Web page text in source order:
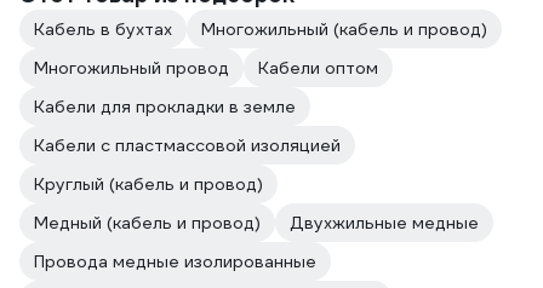
Кабель в бухтах
Многожильный (кабель и провод)
Многожильный провод
Кабели оптом
Кабели для прокладки в земле
Кабели с пластмассовой изоляцией
Круглый (кабель и провод)
Медный (кабель и провод)
Двухжильные медные
Провода медные изолированные